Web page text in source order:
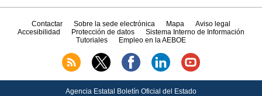
Contactar Sobre la sede electrónica Mapa
Aviso legal
Accesibilidad
Protección de datos
Sistema Interno de Información
Tutoriales
Empleo en la AEBOE
Agencia Estatal Boletín Oficial del Estado